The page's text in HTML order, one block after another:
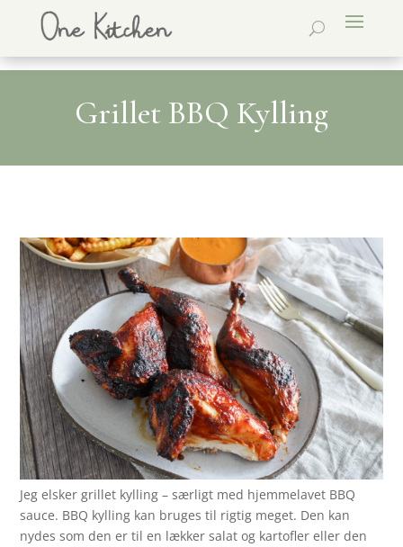
Grillet BBQ Kylling
Jeg elsker grillet kylling – særligt med hjemmelavet BBQ
sauce. BBQ kylling kan bruges til rigtig meget. Den kan
nydes som den er til en lækker salat og kartofler eller den